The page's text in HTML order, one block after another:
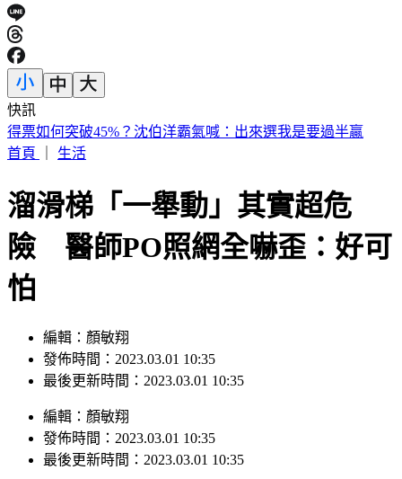
快訊
林志玲帶4歲兒出遊！母子合照曝光 粉色穿搭嫩回少女感
首頁
生活
溜滑梯「一舉動」其實超危
險 醫師PO照網全嚇歪：好可
怕
編輯：顏敏翔
發佈時間：2023.03.01 10:35
最後更新時間：2023.03.01 10:35
編輯 ： 顏敏翔
發佈時間： 2023.03.01 10:35
最後更新時間： 2023.03.01 10:35